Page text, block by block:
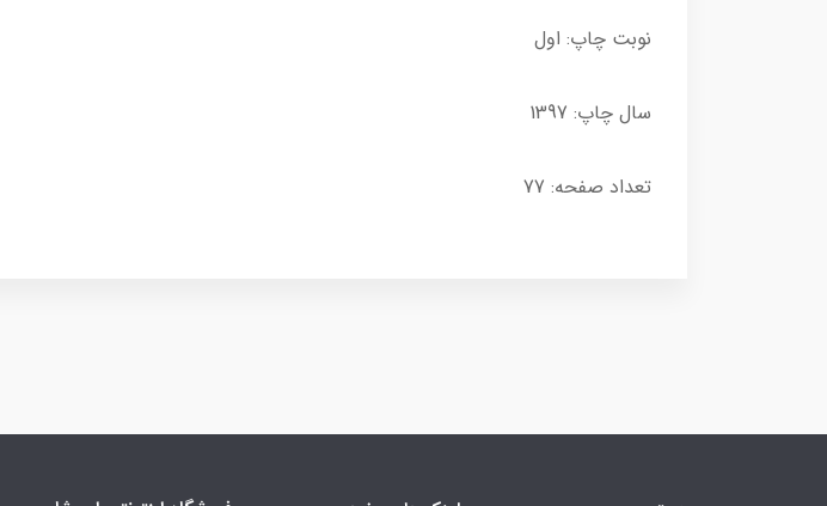
نوبت چاپ: اول
سال چاپ: 1397
تعداد صفحه: 77